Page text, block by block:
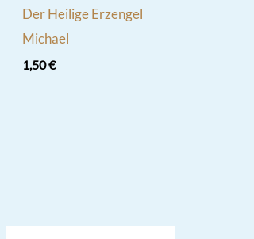
Der Heilige Erzengel
Michael
1,50€